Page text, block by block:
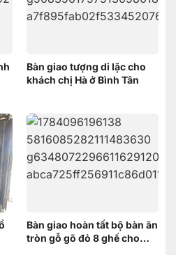
Bàn giao tượng di lặc cho
khách chị Hà ở Bình Tân
Bàn giao hoàn tất bộ bàn ăn
tròn gỗ gõ đỏ 8 ghế cho